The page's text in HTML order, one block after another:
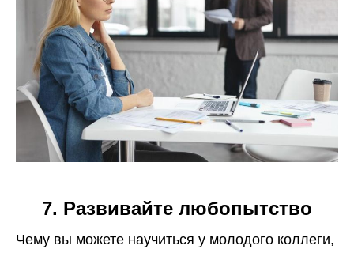
7. Развивайте любопытство
Чему вы можете научиться у молодого коллеги,